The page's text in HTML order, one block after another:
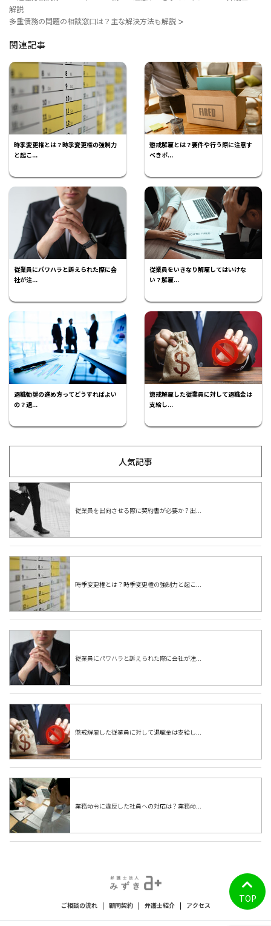
解説
多重債務の問題の相談窓口は？主な解決方法も解説 ＞
関連記事
時季変更権とは？時季変更権の強制力
と起こ...
懲戒解雇とは？要件や行う際に注意す
べきポ...
従業員にパワハラと訴えられた際に会
社が注...
従業員をいきなり解雇してはいけな
い？解雇...
退職勧奨の進め方ってどうすればよい
の？退...
懲戒解雇した従業員に対して退職金は
支給し...
人気記事
従業員を出向させる際に契約書が必要か？出...
時季変更権とは？時季変更権の強制力と起こ...
従業員にパワハラと訴えられた際に会社が注...
懲戒解雇した従業員に対して退職金は支給し...
業務命令に違反した社員への対応は？業務命...
ご相談の流れ | 顧問契約 | 弁護士紹介 | アクセス
TOP